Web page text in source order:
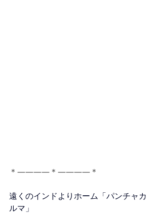
＊――――＊――――＊
遠くのインドよりホーム「パンチャカ
ルマ」